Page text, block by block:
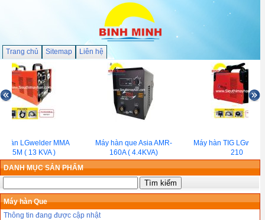
Trang chủ Sitemap Liên hệ
hàn LGwelder MMA
315M ( 13 KVA )
Máy hàn que Asia AMR-
160A ( 4.4KVA)
Máy hàn TIG
210
DANH MỤC SẢN PHẨM
Máy hàn Que
Thông tin đang được cập nhật